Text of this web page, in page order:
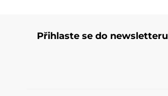
Přihlaste se do newsletteru